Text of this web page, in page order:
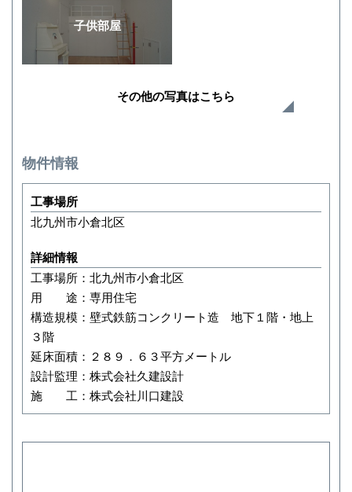
子供部屋
その他の写真はこちら
物件情報
工事場所
北九州市小倉北区
詳細情報
工事場所：北九州市小倉北区
用 途：専用住宅
構造規模：壁式鉄筋コンクリート造 地下１階・地上
３階
延床面積：２８９．６３平方メートル
設計監理：株式会社久建設計
施 工：株式会社川口建設